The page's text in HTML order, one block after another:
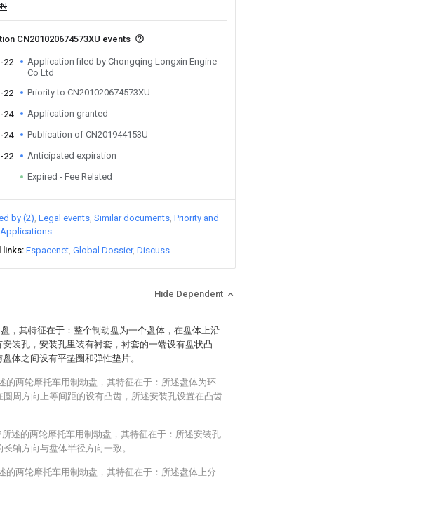
CN201020674573XU events
22
Application filed by Chongqing Longxin Engine
Co Ltd
22
Priority to CN201020674573XU
24 Application granted
24 Publication of CN201944153U
22 Anticipated expiration
Expired - Fee Related
by (2) Legal events Similar documents Priority and
links Espacenet Global Dossier Discuss
Hide Dependent
，其特征在于：整个制动盘为一个盘体，在盘体上沿
装孔，安装孔里装有衬套，衬套的一端设有盘状凸
体之间设有平垫圈和弹性垫片。
的两轮摩托车用制动盘，其特征在于：所述盘体为环
圆周方向上等间距的设有凸齿，所述安装孔设置在凸齿
述的两轮摩托车用制动盘，其特征在于：所述安装孔
轴方向与盘体半径方向一致。
的两轮摩托车用制动盘，其特征在于：所述盘体上分